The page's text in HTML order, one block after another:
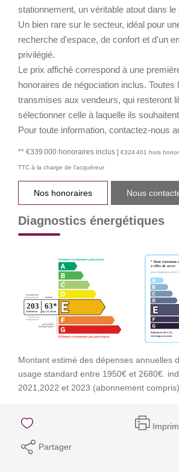
stationnement, un véritable atout dans le
Un bien rare sur le secteur, idéal pour
recherche d'espace, de confort et d'un
privilégié.
Le prix affiché correspond à une
honoraires de négociation inclus. Toutes
transmises aux vendeurs, qui resteront
sélectionner celle à laquelle ils
Pour toute information, contactez-nous
** €339 000 honoraires inclus | €324 401 hors
TTC à la charge de l'acquéreur
Nos honoraires Nous
Diagnostics énergétiques
Montant estimé des dépenses annuelles
usage standard entre 1950€ et 2680€.
2021,2022 et 2023 (abonnement compris).
Partager